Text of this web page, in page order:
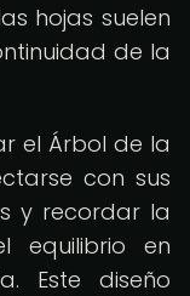
hojas suelen
de la
el Árbol de la
con sus
y recordar la
equilibrio en
Este diseño